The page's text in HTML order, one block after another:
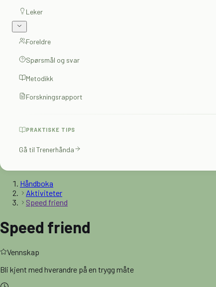
Leker
Foreldre
Spørsmål og svar
Metodikk
Forskningsrapport
PRAKTISKE TIPS
Gå til Trenerhånda
Håndboka
Aktiviteter
Speed friend
Speed friend
Vennskap
Bli kjent med hverandre på en trygg måte